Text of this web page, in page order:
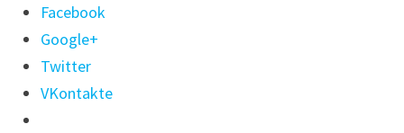
Поделиться
"86-
летняя
жительница
Иркутска
Facebook
Google+
Twitter
VKontakte